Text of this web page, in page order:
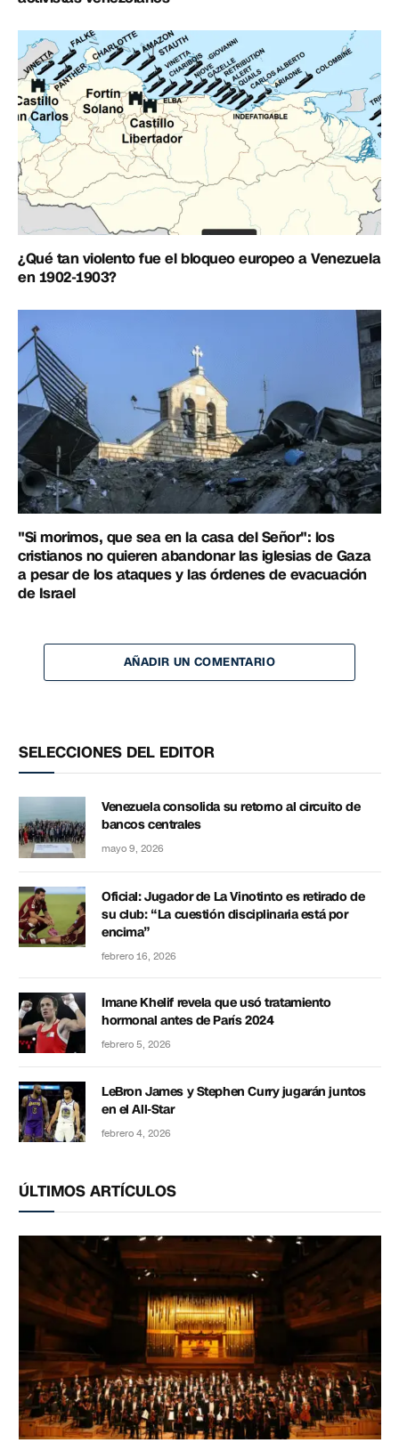
¿Qué tan violento fue el bloqueo europeo a Venezuela
en 1902-1903?
"Si morimos, que sea en la casa del Señor": los
cristianos no quieren abandonar las iglesias de Gaza
a pesar de los ataques y las órdenes de evacuación
de Israel
AÑADIR UN COMENTARIO
SELECCIONES DEL EDITOR
Venezuela consolida su retorno al circuito de
bancos centrales
mayo 9, 2026
Oficial: Jugador de La Vinotinto es retirado de
su club: “La cuestión disciplinaria está por
encima”
febrero 16, 2026
Imane Khelif revela que usó tratamiento
hormonal antes de París 2024
febrero 5, 2026
LeBron James y Stephen Curry jugarán juntos
en el All-Star
febrero 4, 2026
ÚLTIMOS ARTÍCULOS